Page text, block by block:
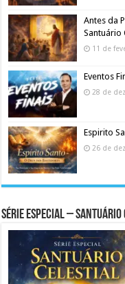
Antes da
Santuário
11 de
Eventos
28 de
Espirito
26 de
Série Especial –